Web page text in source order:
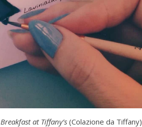
Breakfast at Tiffany’s (Colazione da Tiffany)